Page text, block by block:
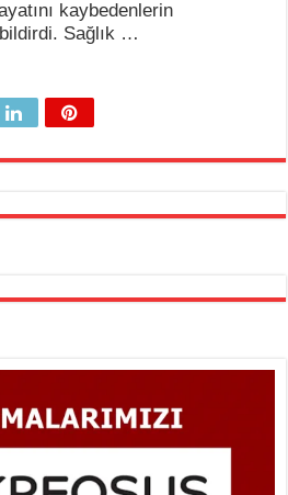
kaybedenlerin
Sağlık …